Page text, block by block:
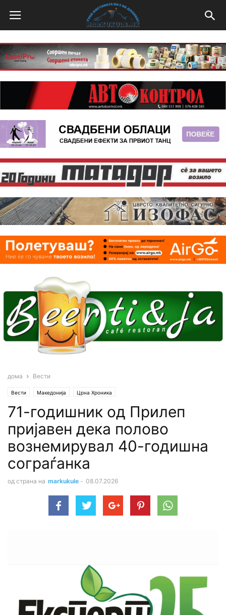
дома Вести
Вести Македонија Црна Хроника
71-годишник од Прилеп
пријавен дека полово
вознемирувал 40-годишна
сограѓанка
од страна на markukule - 08.07.2026